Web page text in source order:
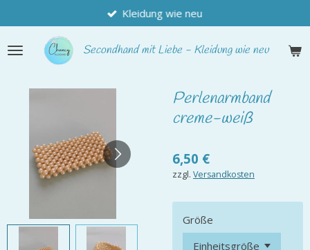
Hauptinhalt
springen
Secondhandmit Liebe - Kleidung wie neu
Kleidung wie neu
Perlenarmband
creme-weiß
6,50 €
zzgl. Versandkosten
Größe